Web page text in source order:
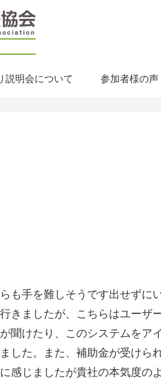
説明会について 参加者様の声
も手を難しそうです出せずに
きましたが、こちらはユーザ
聞けたり、このシステムをア
した。また、補助金が受けら
感じましたが貴社の本気度の